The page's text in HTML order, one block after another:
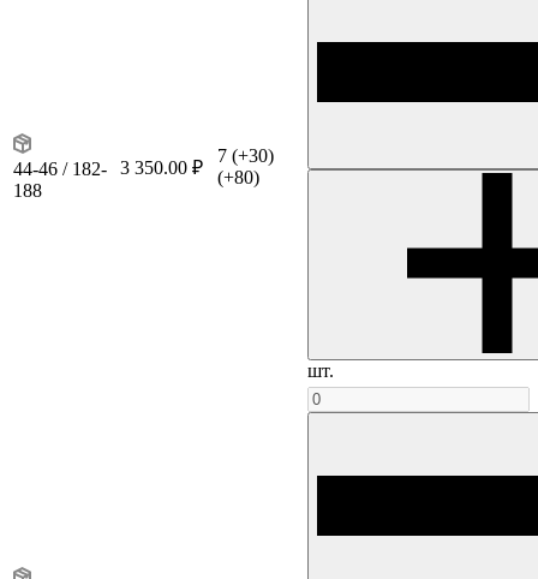
44-46 / 182-
188
3 350.00 ₽
7 (+30)
(+80)
шт.